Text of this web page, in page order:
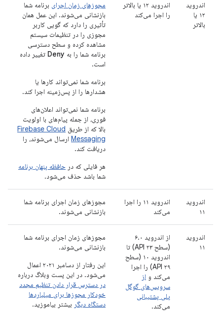
اندروید
۱۲ یا
بالاتر
اندروید ۱۲ یا بالاتر
را اجرا می‌کند
مجوزهای زمان اجرای برنامه شما
بازنشانی می‌شوند. این عمل همان
تأثیری را دارد که گویی کاربر
مجوزی را در تنظیمات سیستم
مشاهده کرده و سطح دسترسی
برنامه شما را به Deny تغییر داده
است.
برنامه شما نمی‌تواند کارها یا
هشدارها را از پس‌زمینه اجرا کند.
برنامه شما نمی‌تواند اعلان‌های
فوری، از جمله پیام‌های با اولویت
بالا که از طریق Firebase Cloud
Messaging ارسال می‌شوند، را
دریافت کند.
هر فایلی که در حافظه پنهان برنامه
شما باشد حذف می‌شود.
اندروید
۱۱
اندروید ۱۱ را اجرا
می‌کند
مجوزهای زمان اجرای برنامه شما
بازنشانی می‌شوند.
اندروید
۱۱
از اندروید ۶.۰
(سطح API ۲۳) تا
اندروید ۱۰ (سطح
API ۲۹) را اجرا
می‌کند و از
سرویس‌های گوگل
پلی پشتیبانی
می‌کند.
مجوزهای زمان اجرای برنامه شما
بازنشانی می‌شوند.
این رفتار از دسامبر ۲۰۲۱ اعمال
می‌شود. در این پست وبلاگ درباره
در دسترس قرار دادن تنظیم مجدد
خودکار مجوزها برای میلیاردها
دستگاه دیگر بیشتر بیاموزید.